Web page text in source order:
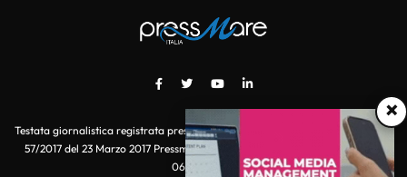
×
Testata giornalistica registrata presso il Tribunale di Roma con autorizzazione
57/2017 del 23 Marzo 2017 Pressmare.it è un marchio di S.P.E.N. Srl - P.IVA
06511641000